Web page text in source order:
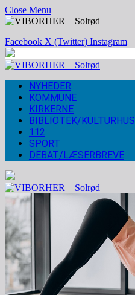
Close Menu
Facebook X (Twitter) Instagram
NYHEDER
KOMMUNE
KIRKERNE
BIBLIOTEK/KULTURHUS
112
SPORT
DEBAT/LÆSERBREVE